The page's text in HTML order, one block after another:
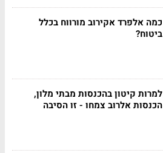
כמה אלפרד אקירוב מורווח בכלל
ביטוח?
למרות קיטון בהכנסות מבתי מלון,
הכנסות אלרוב צמחו - זו הסיבה